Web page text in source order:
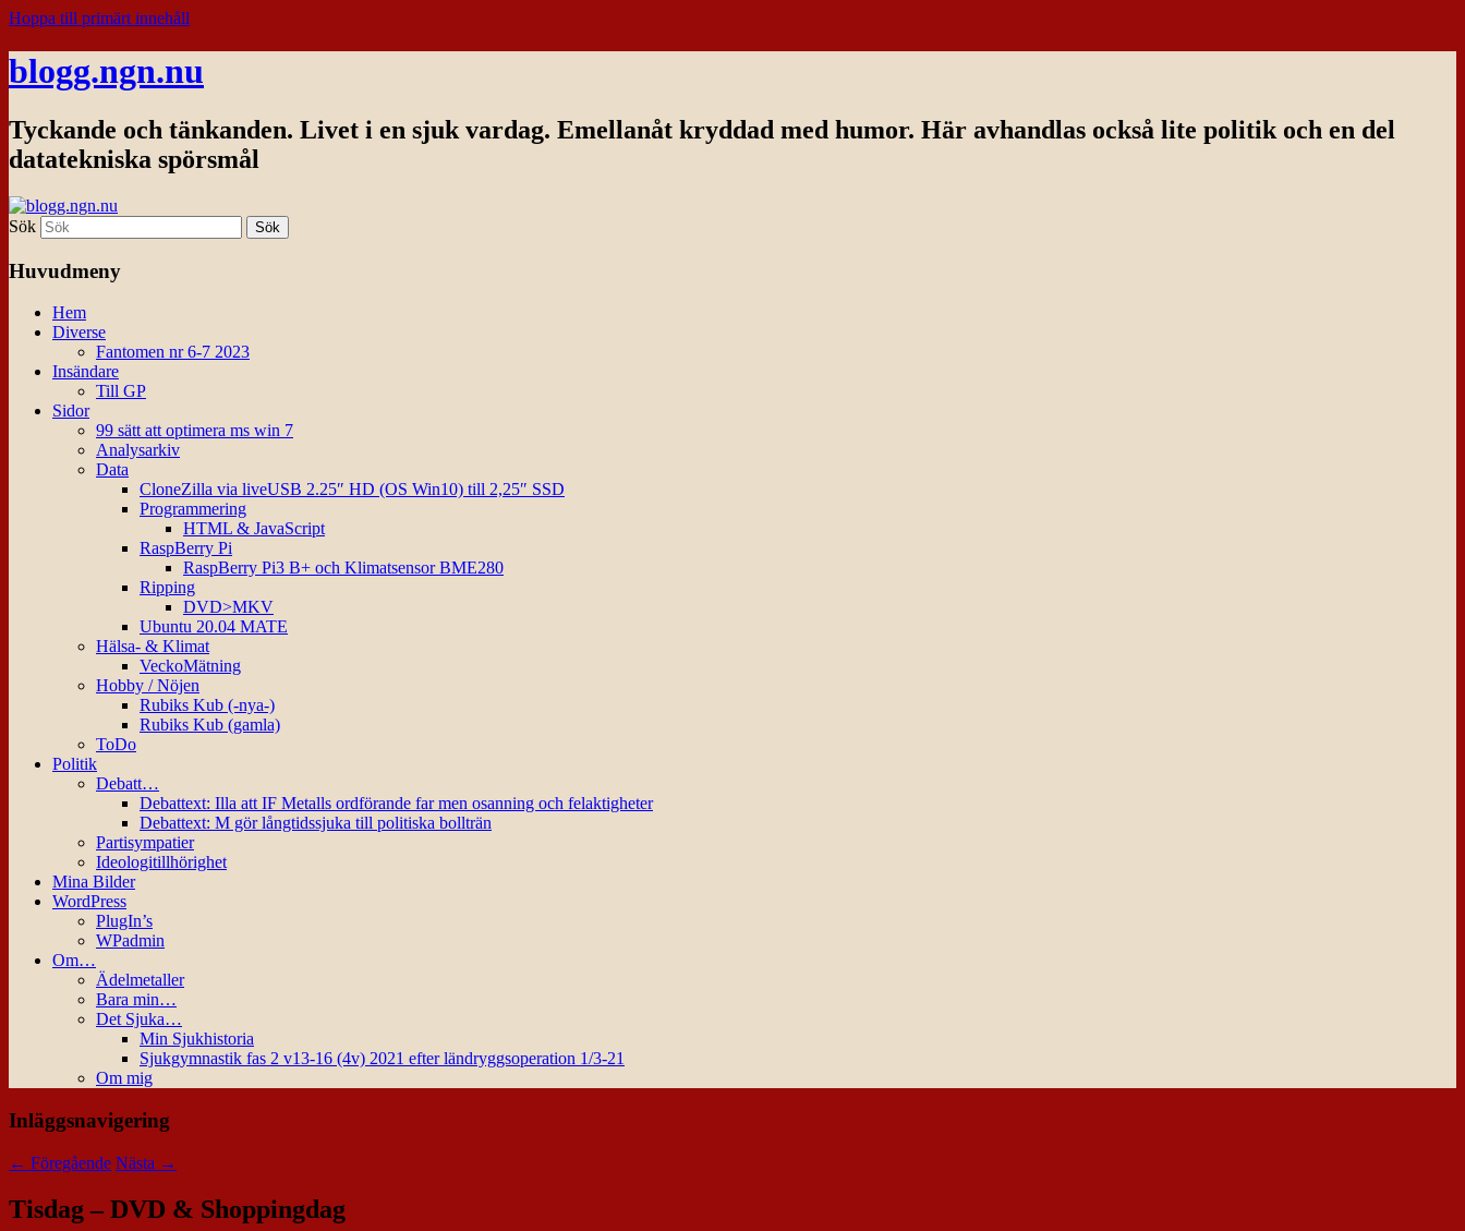
Hoppa till primärt innehåll
blogg.ngn.nu
Tyckande och tänkanden. Livet i en sjuk vardag. Emellanåt kryddad med humor. Här avhandlas också lite politik och en del
datatekniska spörsmål
Sök
Huvudmeny
Hem
Diverse
Fantomen nr 6-7 2023
Insändare
Till GP
Sidor
99 sätt att optimera ms win 7
Analysarkiv
Data
CloneZilla via liveUSB 2.25″ HD (OS Win10) till 2,25″ SSD
Programmering
HTML & JavaScript
RaspBerry Pi
RaspBerry Pi3 B+ och Klimatsensor BME280
Ripping
DVD>MKV
Ubuntu 20.04 MATE
Hälsa- & Klimat
VeckoMätning
Hobby / Nöjen
Rubiks Kub (-nya-)
Rubiks Kub (gamla)
ToDo
Politik
Debatt…
Debattext: Illa att IF Metalls ordförande far men osanning och felaktigheter
Debattext: M gör långtidssjuka till politiska bollträn
Partisympatier
Ideologitillhörighet
Mina Bilder
WordPress
PlugIn’s
WPadmin
Om…
Ädelmetaller
Bara min…
Det Sjuka…
Min Sjukhistoria
Sjukgymnastik fas 2 v13-16 (4v) 2021 efter ländryggsoperation 1/3-21
Om mig
Inläggsnavigering
← Föregående Nästa →
Tisdag – DVD & Shoppingdag